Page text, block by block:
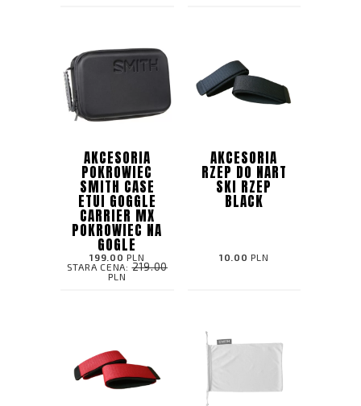
AKCESORIA
POKROWIEC
SMITH CASE
ETUI GOGGLE
CARRIER MX
POKROWIEC NA
GOGLE
199.00 PLN
STARA CENA:219.00
PLN
AKCESORIA
RZEP DO NART
SKI RZEP
BLACK
10.00 PLN